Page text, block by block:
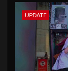
UPDATE